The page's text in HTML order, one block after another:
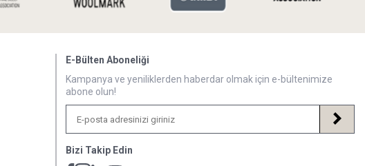
E-Bülten Aboneliği
Kampanya ve yeniliklerden haberdar olmak için e-bültenimize
abone olun!
Bizi Takip Edin